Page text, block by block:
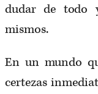
dudar de todo
mismos.
En un mundo
certezas